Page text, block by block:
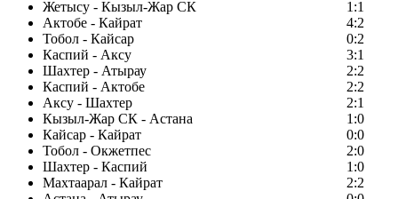
Жетысу - Кызыл-Жар СК
1:1
Актобе - Кайрат
4:2
Тобол - Кайсар
0:2
Каспий - Аксу
3:1
Шахтер - Атырау
2:2
Каспий - Актобе
2:2
Аксу - Шахтер
2:1
Кызыл-Жар СК - Астана
1:0
Кайсар - Кайрат
0:0
Тобол - Окжетпес
2:0
Шахтер - Каспий
1:0
Махтаарал - Кайрат
2:2